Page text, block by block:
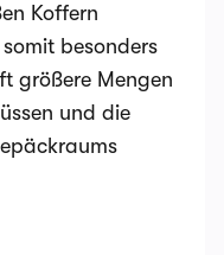
Koffern
besonders
größere Mengen
und die